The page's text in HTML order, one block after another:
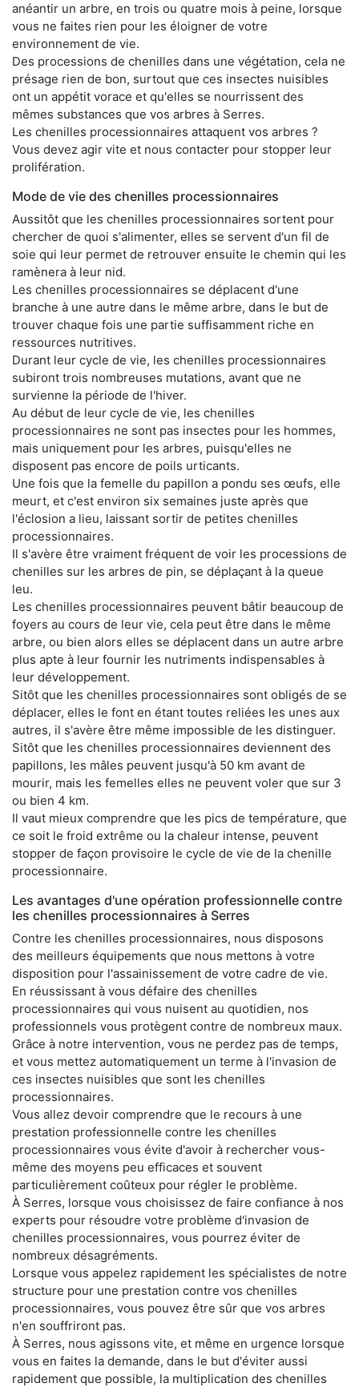
anéantir un arbre, en trois ou quatre mois à peine, lorsque
vous ne faites rien pour les éloigner de votre
environnement de vie.
Des processions de chenilles dans une végétation, cela ne
présage rien de bon, surtout que ces insectes nuisibles
ont un appétit vorace et qu'elles se nourrissent des
mêmes substances que vos arbres à Serres.
Les chenilles processionnaires attaquent vos arbres ?
Vous devez agir vite et nous contacter pour stopper leur
prolifération.
Mode de vie des chenilles processionnaires
Aussitôt que les chenilles processionnaires sortent pour
chercher de quoi s'alimenter, elles se servent d'un fil de
soie qui leur permet de retrouver ensuite le chemin qui les
ramènera à leur nid.
Les chenilles processionnaires se déplacent d'une
branche à une autre dans le même arbre, dans le but de
trouver chaque fois une partie suffisamment riche en
ressources nutritives.
Durant leur cycle de vie, les chenilles processionnaires
subiront trois nombreuses mutations, avant que ne
survienne la période de l'hiver.
Au début de leur cycle de vie, les chenilles
processionnaires ne sont pas insectes pour les hommes,
mais uniquement pour les arbres, puisqu'elles ne
disposent pas encore de poils urticants.
Une fois que la femelle du papillon a pondu ses œufs, elle
meurt, et c'est environ six semaines juste après que
l'éclosion a lieu, laissant sortir de petites chenilles
processionnaires.
Il s'avère être vraiment fréquent de voir les processions de
chenilles sur les arbres de pin, se déplaçant à la queue
leu.
Les chenilles processionnaires peuvent bâtir beaucoup de
foyers au cours de leur vie, cela peut être dans le même
arbre, ou bien alors elles se déplacent dans un autre arbre
plus apte à leur fournir les nutriments indispensables à
leur développement.
Sitôt que les chenilles processionnaires sont obligés de se
déplacer, elles le font en étant toutes reliées les unes aux
autres, il s'avère être même impossible de les distinguer.
Sitôt que les chenilles processionnaires deviennent des
papillons, les mâles peuvent jusqu'à 50 km avant de
mourir, mais les femelles elles ne peuvent voler que sur 3
ou bien 4 km.
Il vaut mieux comprendre que les pics de température, que
ce soit le froid extrême ou la chaleur intense, peuvent
stopper de façon provisoire le cycle de vie de la chenille
processionnaire.
Les avantages d'une opération professionnelle contre
les chenilles processionnaires à Serres
Contre les chenilles processionnaires, nous disposons
des meilleurs équipements que nous mettons à votre
disposition pour l'assainissement de votre cadre de vie.
En réussissant à vous défaire des chenilles
processionnaires qui vous nuisent au quotidien, nos
professionnels vous protègent contre de nombreux maux.
Grâce à notre intervention, vous ne perdez pas de temps,
et vous mettez automatiquement un terme à l'invasion de
ces insectes nuisibles que sont les chenilles
processionnaires.
Vous allez devoir comprendre que le recours à une
prestation professionnelle contre les chenilles
processionnaires vous évite d'avoir à rechercher vous-
même des moyens peu efficaces et souvent
particulièrement coûteux pour régler le problème.
À Serres, lorsque vous choisissez de faire confiance à nos
experts pour résoudre votre problème d'invasion de
chenilles processionnaires, vous pourrez éviter de
nombreux désagréments.
Lorsque vous appelez rapidement les spécialistes de notre
structure pour une prestation contre vos chenilles
processionnaires, vous pouvez être sûr que vos arbres
n'en souffriront pas.
À Serres, nous agissons vite, et même en urgence lorsque
vous en faites la demande, dans le but d'éviter aussi
rapidement que possible, la multiplication des chenilles